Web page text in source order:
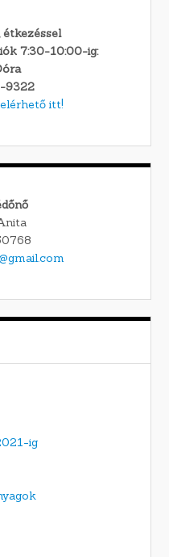
étkezéssel
7:30-10:00-ig:
9322
itt!
ig